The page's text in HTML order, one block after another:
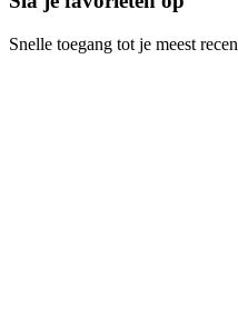
Snelle toegang tot je meest